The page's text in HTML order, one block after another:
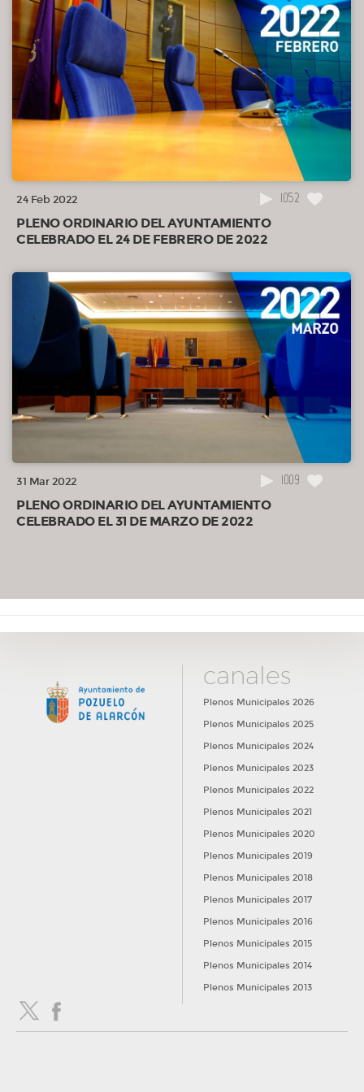
24 Feb 2022 1052
PLENO ORDINARIO DEL AYUNTAMIENTO
CELEBRADO EL 24 DE FEBRERO DE 2022
31 Mar 2022 1009
PLENO ORDINARIO DEL AYUNTAMIENTO
CELEBRADO EL 31 DE MARZO DE 2022
canales
Plenos Municipales 2026
Plenos Municipales 2025
Plenos Municipales 2024
Plenos Municipales 2023
Plenos Municipales 2022
Plenos Municipales 2021
Plenos Municipales 2020
Plenos Municipales 2019
Plenos Municipales 2018
Plenos Municipales 2017
Plenos Municipales 2016
Plenos Municipales 2015
Plenos Municipales 2014
Plenos Municipales 2013